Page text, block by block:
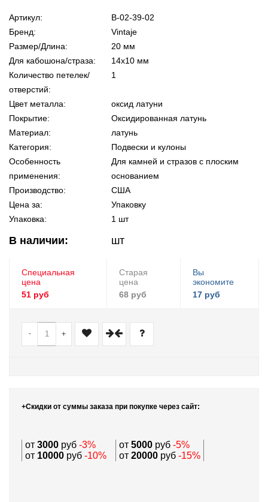
Артикул:
В-02-39-02
Бренд:
Vintaje
Размер/Длина:
20 мм
Для кабошона/страза:
14х10 мм
Количество петелек/
отверстий:
1
Цвет металла:
оксид латуни
Покрытие:
Оксидированная латунь
Материал:
латунь
Категория:
Подвески и кулоны
Особенность
применения:
Для камней и стразов с плоским
основанием
Производство:
США
Цена за:
Упаковку
Упаковка:
1 шт
В наличии: шт
Специальная
цена
51 руб
Старая
цена
68 руб
Вы
экономите
17 руб
- +
+Скидки от суммы заказа при покупке через сайт:
от 3000 руб -3% от 5000 руб -5%
от 10000 руб -10% от 20000 руб -15%